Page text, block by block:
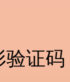
验证码